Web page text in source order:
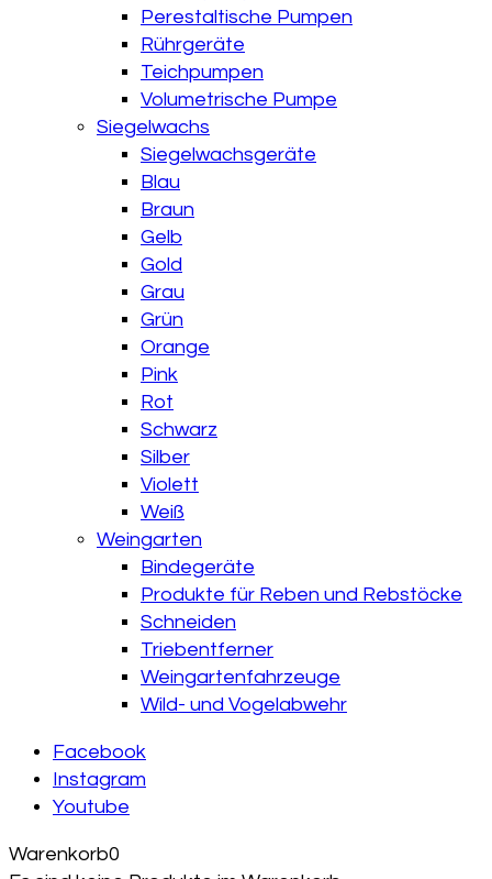
Perestaltische Pumpen
Rührgeräte
Teichpumpen
Volumetrische Pumpe
Siegelwachs
Siegelwachsgeräte
Blau
Braun
Gelb
Gold
Grau
Grün
Orange
Pink
Rot
Schwarz
Silber
Violett
Weiß
Weingarten
Bindegeräte
Produkte für Reben und Rebstöcke
Schneiden
Triebentferner
Weingartenfahrzeuge
Wild- und Vogelabwehr
Facebook
Instagram
Youtube
Warenkorb0